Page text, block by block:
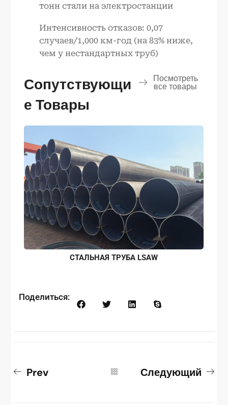
тонн стали на электростанции
Интенсивность отказов: 0,07
случаев/1,000 км-год (на 83% ниже,
чем у нестандартных труб)
Сопутствующи
Е Товары
Посмотреть
все товары
СТАЛЬНАЯ ТРУБА LSAW
Поделиться:
Prev Следующий